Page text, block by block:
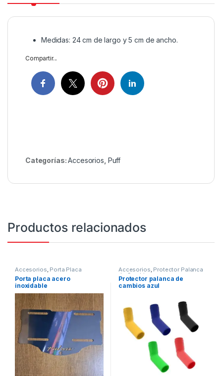
Medidas: 24 cm de largo y 5 cm de ancho.
Compartir...
Categorías:Accesorios Puff
Productos relacionados
Accesorios, Porta Placa
Porta placa acero
inoxidable
Accesorios, Protector Palanca
de Cambios
Protector palanca de
cambios azul